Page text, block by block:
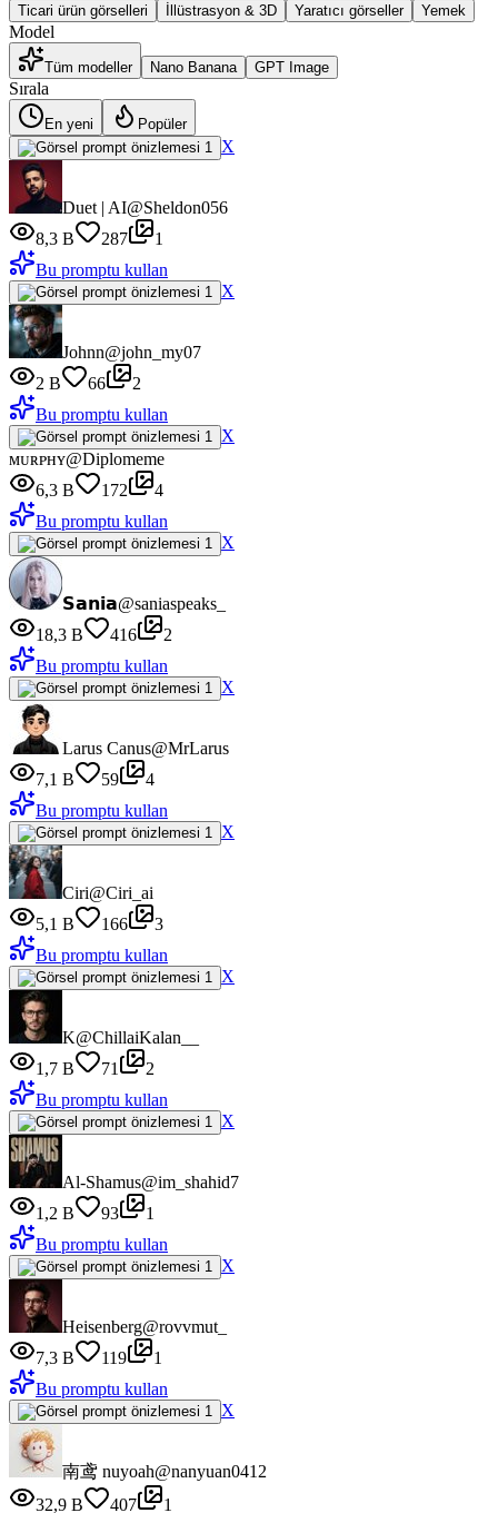
Ticari ürün görselleri
İllüstrasyon & 3D Yaratıcı görseller Yemek
Model
Tüm modeller Nano Banana GPT Image
Sırala
En yeni Popüler
X
Duet | AI@Sheldon056
8,3 B
287
1
Bu promptu kullan
X
Johnn@john_my07
2 B
66
2
Bu promptu kullan
X
ᴍᴜʀᴘʜʏ@Diplomeme
6,3 B
172
4
Bu promptu kullan
X
𝗦𝗮𝗻𝗶𝗮@saniaspeaks_
18,3 B
416
2
Bu promptu kullan
X
Larus Canus@MrLarus
7,1 B
59
4
Bu promptu kullan
X
Ciri@Ciri_ai
5,1 B
166
3
Bu promptu kullan
X
K@ChillaiKalan__
1,7 B
71
2
Bu promptu kullan
X
Al-Shamus@im_shahid7
1,2 B
93
1
Bu promptu kullan
X
Heisenberg@rovvmut_
7,3 B
119
1
Bu promptu kullan
X
南鸢 nuyoah@nanyuan0412
32,9 B
407 1